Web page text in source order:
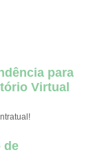
para
Virtual
de